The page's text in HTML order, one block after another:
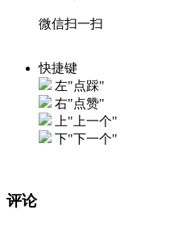
微信扫一扫
快捷键
左"点踩"
右"点赞"
上"上一个"
下"下一个"
评论